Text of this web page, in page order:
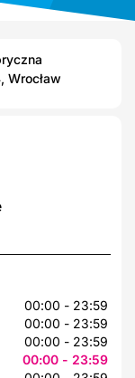
Wrocław
00:00 - 23:59
00:00 - 23:59
00:00 - 23:59
00:00 - 23:59